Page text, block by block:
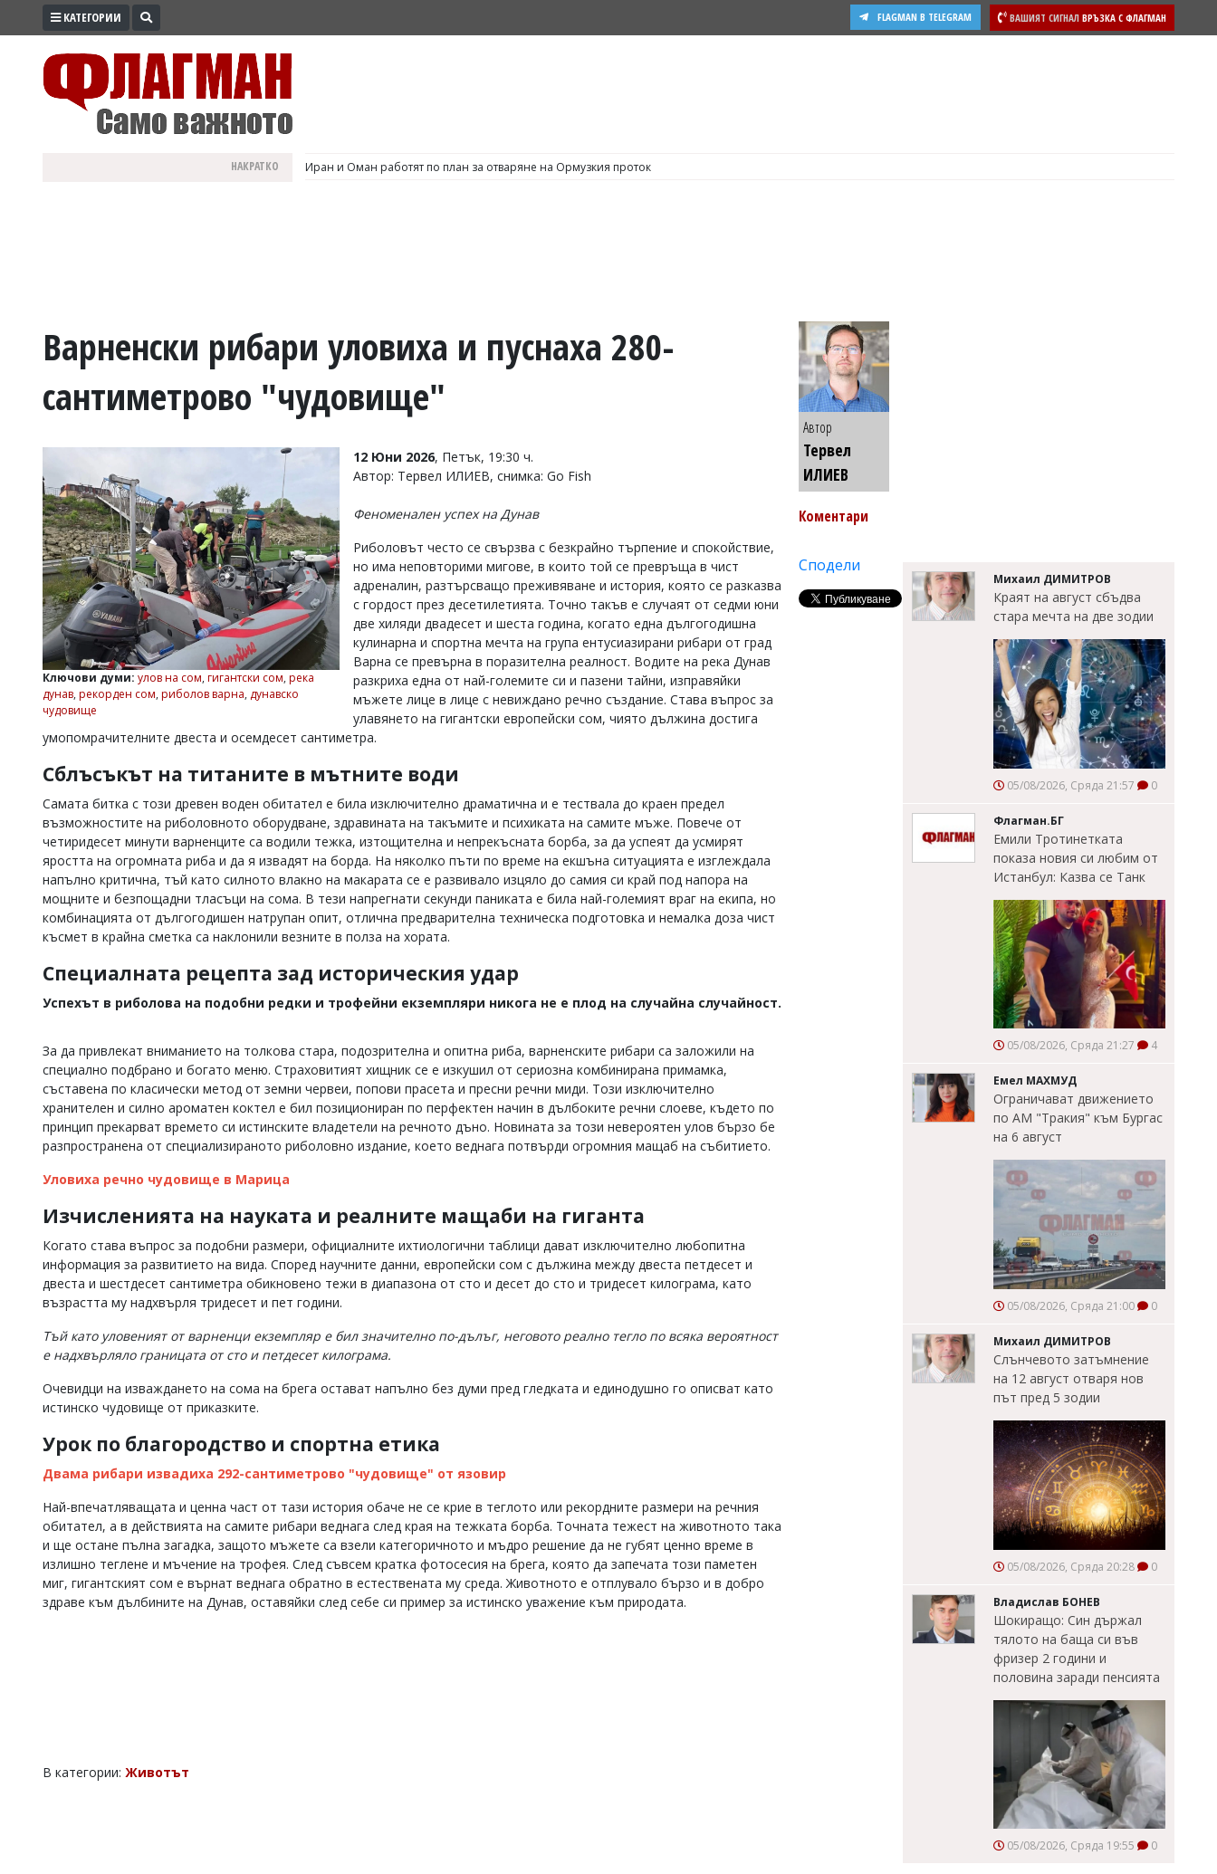
ПРОМО
ВОЙНАТА
УКРАЙНА
БИЗНЕС
Управители:
Веселин
Василев,
v.vasilev@flagman.bg
Касабова,
k.kassabova@flagman.bg
Главен
редактор:
office@flagman.bg
Коментарите
статиите
въвеждат
отговорност
откриете
обиден
коментар,
сигнализирайте
КАТЕГОРИИ ВАШИЯТ СИГНАЛ ВРЪЗКА С ФЛАГМАН
FLAGMAN В TELEGRAM
НАКРАТКО Иран и Оман работят по план за отваряне на Ормузкия проток
Варненски рибари уловиха и пуснаха 280-
сантиметрово "чудовище"
Ключови думи: улов на сом, гигантски сом, река
дунав, рекорден сом, риболов варна, дунавско
чудовище
12 Юни 2026, Петък, 19:30 ч.
Автор: Тервел ИЛИЕВ, снимка: Go Fish
Феноменален успех на Дунав
Риболовът често се свързва с безкрайно търпение и спокойствие,
но има неповторими мигове, в които той се превръща в чист
адреналин, разтърсващо преживяване и история, която се разказва
с гордост през десетилетията. Точно такъв е случаят от седми юни
две хиляди двадесет и шеста година, когато една дългогодишна
кулинарна и спортна мечта на група ентусиазирани рибари от град
Варна се превърна в поразителна реалност. Водите на река Дунав
разкриха една от най-големите си и пазени тайни, изправяйки
мъжете лице в лице с невиждано речно създание. Става въпрос за
улавянето на гигантски европейски сом, чиято дължина достига
умопомрачителните двеста и осемдесет сантиметра.
Сблъсъкът на титаните в мътните води
Самата битка с този древен воден обитател е била изключително драматична и е тествала до краен предел
възможностите на риболовното оборудване, здравината на такъмите и психиката на самите мъже. Повече от
четиридесет минути варненците са водили тежка, изтощителна и непрекъсната борба, за да успеят да усмирят
яростта на огромната риба и да я извадят на борда. На няколко пъти по време на екшъна ситуацията е изглеждала
напълно критична, тъй като силното влакно на макарата се е развивало изцяло до самия си край под напора на
мощните и безпощадни тласъци на сома. В тези напрегнати секунди паниката е била най-големият враг на екипа, но
комбинацията от дългогодишен натрупан опит, отлична предварителна техническа подготовка и немалка доза чист
късмет в крайна сметка са наклонили везните в полза на хората.
Специалната рецепта зад историческия удар
Успехът в риболова на подобни редки и трофейни екземпляри никога не е плод на случайна случайност.
За да привлекат вниманието на толкова стара, подозрителна и опитна риба, варненските рибари са заложили на
специално подбрано и богато меню. Страховитият хищник се е изкушил от сериозна комбинирана примамка,
съставена по класически метод от земни червеи, попови прасета и пресни речни миди. Този изключително
хранителен и силно ароматен коктел е бил позициониран по перфектен начин в дълбоките речни слоеве, където по
принцип прекарват времето си истинските владетели на речното дъно. Новината за този невероятен улов бързо бе
разпространена от специализираното риболовно издание, което веднага потвърди огромния мащаб на събитието.
Уловиха речно чудовище в Марица
Изчисленията на науката и реалните мащаби на гиганта
Когато става въпрос за подобни размери, официалните ихтиологични таблици дават изключително любопитна
информация за развитието на вида. Според научните данни, европейски сом с дължина между двеста петдесет и
двеста и шестдесет сантиметра обикновено тежи в диапазона от сто и десет до сто и тридесет килограма, като
възрастта му надхвърля тридесет и пет години.
Тъй като уловеният от варненци екземпляр е бил значително по-дълъг, неговото реално тегло по всяка вероятност
е надхвърляло границата от сто и петдесет килограма.
Очевидци на изваждането на сома на брега остават напълно без думи пред гледката и единодушно го описват като
истинско чудовище от приказките.
Урок по благородство и спортна етика
Двама рибари извадиха 292-сантиметрово "чудовище" от язовир
Най-впечатляващата и ценна част от тази история обаче не се крие в теглото или рекордните размери на речния
обитател, а в действията на самите рибари веднага след края на тежката борба. Точната тежест на животното така
и ще остане пълна загадка, защото мъжете са взели категоричното и мъдро решение да не губят ценно време в
излишно теглене и мъчение на трофея. След съвсем кратка фотосесия на брега, която да запечата този паметен
миг, гигантският сом е върнат веднага обратно в естествената му среда. Животното е отплувало бързо и в добро
здраве към дълбините на Дунав, оставяйки след себе си пример за истинско уважение към природата.
В категории: Животът
Автор
Тервел
ИЛИЕВ
Коментари
Сподели
Михаил ДИМИТРОВ
Краят на август сбъдва
стара мечта на две зодии
05/08/2026, Сряда 21:57 0
Флагман.БГ
Емили Тротинетката
показа новия си любим от
Истанбул: Казва се Танк
05/08/2026, Сряда 21:27 4
Емел МАХМУД
Ограничават движението
по АМ "Тракия" към Бургас
на 6 август
05/08/2026, Сряда 21:00 0
Михаил ДИМИТРОВ
Слънчевото затъмнение
на 12 август отваря нов
път пред 5 зодии
05/08/2026, Сряда 20:28 0
Владислав БОНЕВ
Шокиращо: Син държал
тялото на баща си във
фризер 2 години и
половина заради пенсията
05/08/2026, Сряда 19:55 0